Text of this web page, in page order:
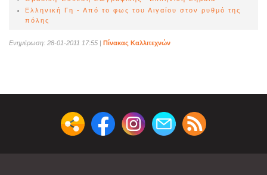
Ελληνική Γη - Από το φως του Αιγαίου στον ρυθμό της
πόλης
Ενημέρωση: 28-01-2011 17:55 | Πίνακας Καλλιτεχνών